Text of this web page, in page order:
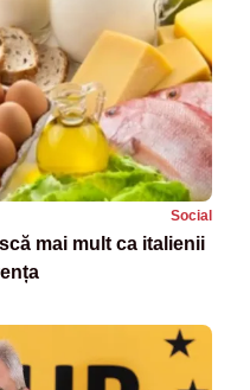
Social
mai mult ca italienii